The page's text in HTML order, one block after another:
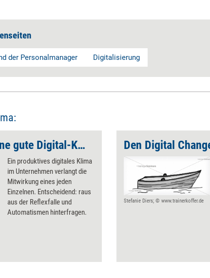
der Personalmanager Digitalisierung
So entwickeln Sie eine gute Digital-Kultur
Ein produktives digitales Klima
im Unternehmen verlangt die
Mitwirkung eines jeden
Einzelnen. Entscheidend: raus
aus der Reflexfalle und
Automatismen hinterfragen.
Den Digital
Stefanie Diers; © www.trainerkoffer.de